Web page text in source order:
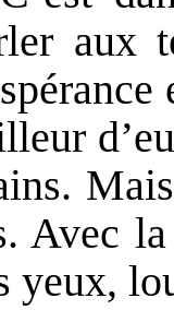
aux
Avec
yeux,